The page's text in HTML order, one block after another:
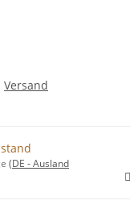
Versand
(DE - Ausland